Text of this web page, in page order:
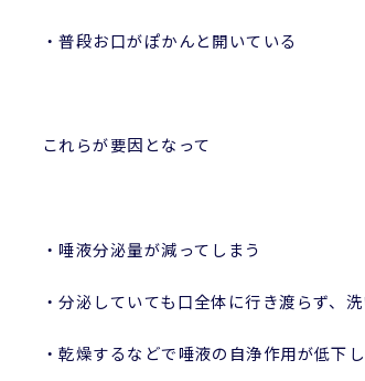
・普段お口がぽかんと開いている
これらが要因となって
・唾液分泌量が減ってしまう
・分泌していても口全体に行き渡らず、
・乾燥するなどで唾液の自浄作用が低下